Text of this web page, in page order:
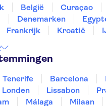
las Artes y las Ciencias
kerk
Zijdemuseum in
Serranos
België Curaçao
Denemarken
Frankrijk Kroatië
Portugal
Tunesië
Tenerife Barcelona
Londen Lissabon
Málaga Milaan